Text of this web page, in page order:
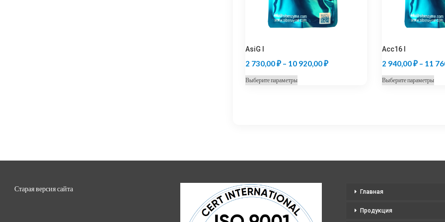
AsiG I
2 730,00₽ – 10 920,00₽Диапазон
Выберите параметрыЭтот
выбрать
странице
Acc16 I
2 940,00₽ – 11
Выберите параметрыЭтот
Старая версия сайта Главная
Продукция